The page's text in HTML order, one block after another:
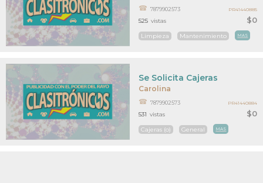
$0
7879902573
Limpieza Mantenimiento MAS
525 vistas
PR41440885
Carolina
$0
Se Solicita Cajeras
7879902573
Cajeras (o) General MAS
531 vistas
PR41440884